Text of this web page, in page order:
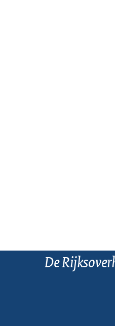
De